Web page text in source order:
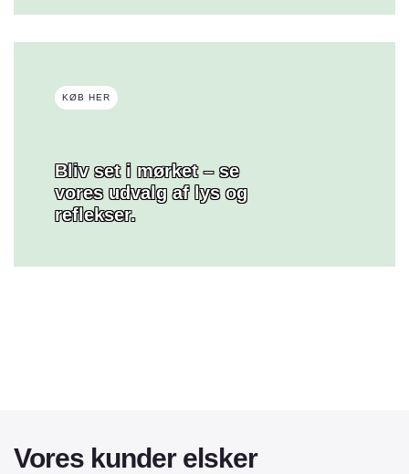
KØB HER
Bliv set i mørket – se
vores udvalg af lys og
reflekser.
Vores kunder elsker